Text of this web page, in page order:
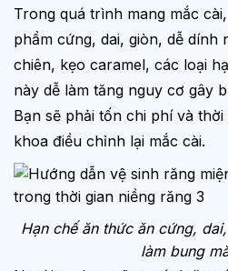
Trong quá trình mang mắc
phẩm cứng, dai, giòn, dễ dính
chiên, kẹo caramel, các loại
này dễ làm tăng nguy cơ gây
Bạn sẽ phải tốn chi phí và
khoa điều chỉnh lại mắc cài.
Hạn chế ăn thức ăn cứng,
làm bung